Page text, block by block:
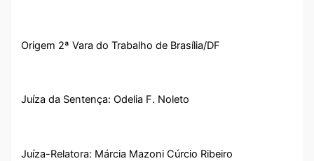
Origem 2ª Vara do Trabalho de Brasília/DF
Juíza da Sentença: Odelia F. Noleto
Juíza-Relatora: Márcia Mazoni Cúrcio Ribeiro